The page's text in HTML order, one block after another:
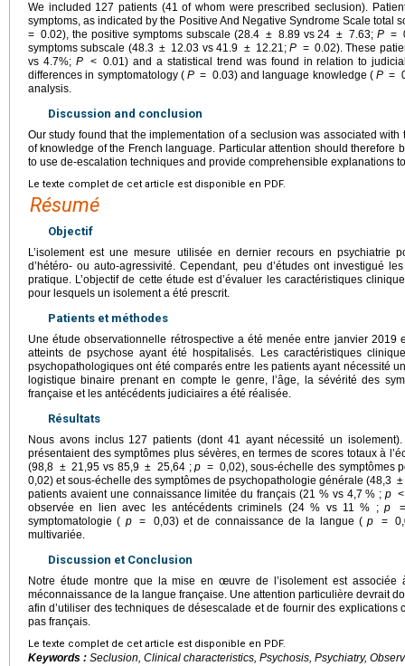
We included 127 patients (41 of whom were prescribed seclusion).
symptoms, as indicated by the Positive And Negative Syndrome Scale total
= 0.02), the positive symptoms subscale (28.4 ± 8.89 vs 24 ± 7.63;P =
symptoms subscale (48.3 ± 12.03 vs 41.9 ± 12.21;P = 0.02). These
vs 4.7%; P < 0.01) and a statistical trend was found in relation to
differences in symptomatology (P = 0.03) and language knowledge (P =
analysis.
Discussion and conclusion
Our study found that the implementation of a seclusion was associated
of knowledge of the French language. Particular attention should therefore
to use de-escalation techniques and provide comprehensible explanations
Le texte complet de cet article est disponible en PDF.
Résumé
Objectif
L’isolement est une mesure utilisée en dernier recours en psychiatrie
d’hétéro- ou auto-agressivité. Cependant, peu d’études ont investigué
pratique. L’objectif de cette étude est d’évaluer les caractéristiques
pour lesquels un isolement a été prescrit.
Patients et méthodes
Une étude observationnelle rétrospective a été menée entre janvier 2019
atteints de psychose ayant été hospitalisés. Les caractéristiques
psychopathologiques ont été comparés entre les patients ayant nécessité
logistique binaire prenant en compte le genre, l’âge, la sévérité des
française et les antécédents judiciaires a été réalisée.
Résultats
Nous avons inclus 127 patients (dont 41 ayant nécessité un
présentaient des symptômes plus sévères, en termes de scores totaux à
(98,8 ± 21,95 vs 85,9 ± 25,64 ;p = 0,02), sous-échelle des symptômes
0,02) et sous-échelle des symptômes de psychopathologie générale (48,3 ±
patients avaient une connaissance limitée du français (21 % vs 4,7 % ;p
observée en lien avec les antécédents criminels (24 % vs 11 % ;p
symptomatologie ( p = 0,03) et de connaissance de la langue (p =
multivariée.
Discussion et Conclusion
Notre étude montre que la mise en œuvre de l’isolement est
méconnaissance de la langue française. Une attention particulière devrait
afin d’utiliser des techniques de désescalade et de fournir des
pas français.
Le texte complet de cet article est disponible en PDF.
Keywords : Seclusion, Clinical characteristics, Psychosis, Psychiatry,